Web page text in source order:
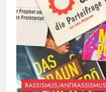
RASSISMUS/ANTIRASSISMUS